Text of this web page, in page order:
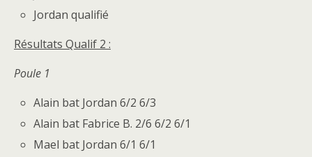
Jordan qualifié
Résultats Qualif 2 :
Poule 1
Alain bat Jordan 6/2 6/3
Alain bat Fabrice B. 2/6 6/2 6/1
Mael bat Jordan 6/1 6/1